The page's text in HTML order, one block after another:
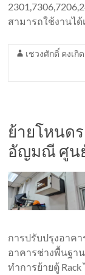
สามารถใช้งานได้
เชวงศักดิ์ คงเกิด
ย้ายโหนด
อัญมณี ศูน
การปรับปรุงอาค
อาคารช่างพื้นฐา
ทำการย้ายตู้